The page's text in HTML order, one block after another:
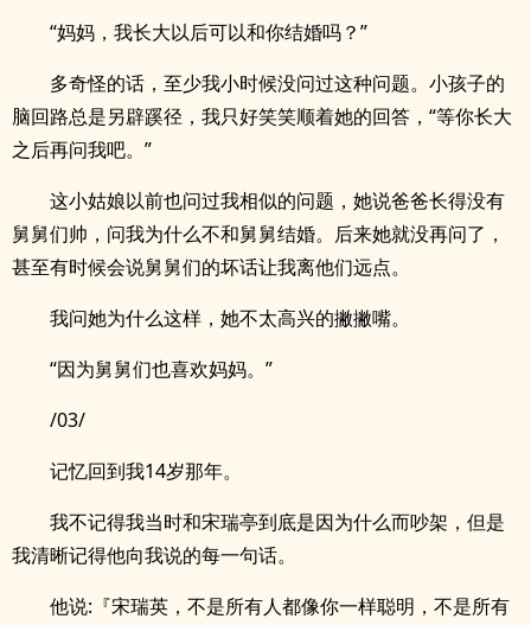
“妈妈，我长大以后可以和你结婚吗？”
多奇怪的话，至少我小时候没问过这种问题。小孩子的
脑回路总是另辟蹊径，我只好笑笑顺着她的回答，“等你长大
之后再问我吧。”
这小姑娘以前也问过我相似的问题，她说爸爸长得没有
舅舅们帅，问我为什么不和舅舅结婚。后来她就没再问了，
甚至有时候会说舅舅们的坏话让我离他们远点。
我问她为什么这样，她不太高兴的撇撇嘴。
“因为舅舅们也喜欢妈妈。”
/03/
记忆回到我14岁那年。
我不记得我当时和宋瑞亭到底是因为什么而吵架，但是
我清晰记得他向我说的每一句话。
他说:『宋瑞英，不是所有人都像你一样聪明，不是所有